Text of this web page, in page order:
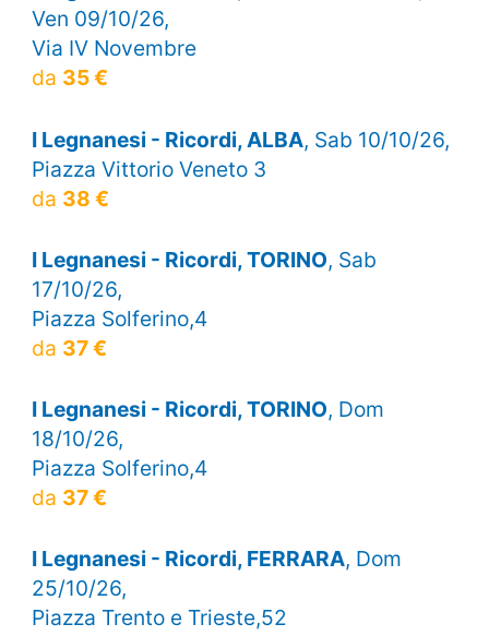
Ven 09/10/26,
Via IV Novembre
da 35 €
I Legnanesi - Ricordi, ALBA, Sab 10/10/26,
Piazza Vittorio Veneto 3
da 38 €
I Legnanesi - Ricordi, TORINO, Sab
17/10/26,
Piazza Solferino,4
da 37 €
I Legnanesi - Ricordi, TORINO, Dom
18/10/26,
Piazza Solferino,4
da 37 €
I Legnanesi - Ricordi, FERRARA, Dom
25/10/26,
Piazza Trento e Trieste,52